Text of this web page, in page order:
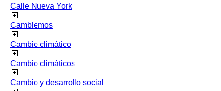
Calle Nueva York
Cambiemos
Cambio climático
Cambio climáticos
Cambio y desarrollo social